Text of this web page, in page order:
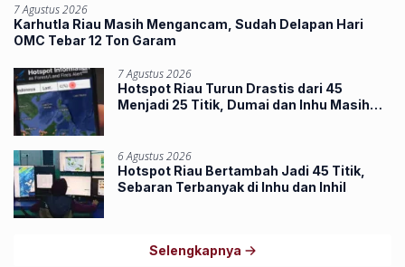
7 Agustus 2026
Karhutla Riau Masih Mengancam, Sudah Delapan Hari
OMC Tebar 12 Ton Garam
7 Agustus 2026
Hotspot Riau Turun Drastis dari 45
Menjadi 25 Titik, Dumai dan Inhu Masih
6 Agustus 2026
Hotspot Riau Bertambah Jadi 45 Titik,
Sebaran Terbanyak di Inhu dan Inhil
Selengkapnya